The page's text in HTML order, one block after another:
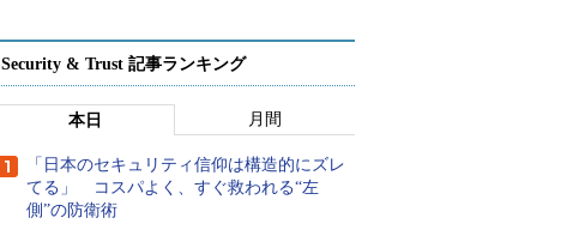
Security & Trust 記事ランキング
本日 月間
「日本のセキュリティ信仰は構造的にズレ
てる」 コスパよく、すぐ救われる“左
側”の防衛術